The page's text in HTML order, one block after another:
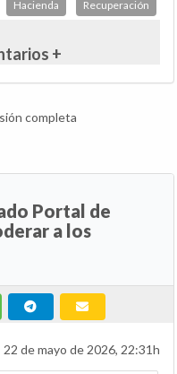
Hacienda Recuperación
+
completa
Portal de
a los
22 de mayo de 2026, 22:31h